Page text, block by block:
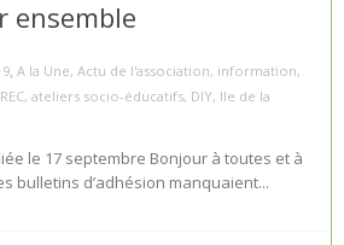
ensemble
, A la Une, Actu de l'association, information,
, ateliers socio-éducatifs, DIY, Ile de la
le 17 septembre Bonjour à toutes et à
bulletins d’adhésion manquaient...